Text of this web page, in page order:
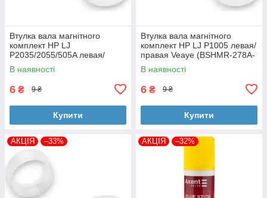
Втулка вала магнітного
комплект HP LJ
P2035/2055/505A левая/
правая Veaye (BSHMR-505A-
VE)
В наявності
6 ₴ 9 ₴
Купити
Втулка вала магнітного
комплект HP LJ P1005 левая/
правая Veaye (BSHMR-278A-
VE)
В наявності
6 ₴ 9 ₴
Купити
АКЦІЯ –33% АКЦІЯ –32%